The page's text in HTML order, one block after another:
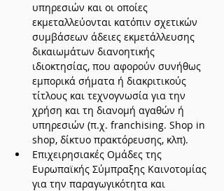
υπηρεσιών και οι οποίες
εκμεταλλεύονται κατόπιν σχετικών
συμβάσεων άδειες εκμετάλλευσης
δικαιωμάτων διανοητικής
ιδιοκτησίας, που αφορούν συνήθως
εμπορικά σήματα ή διακριτικούς
τίτλους και τεχνογνωσία για την
χρήση και τη διανομή αγαθών ή
υπηρεσιών (π.χ. franchising. Shop in
shop, δίκτυο πρακτόρευσης, κλπ).
Επιχειρησιακές Ομάδες της
Ευρωπαϊκής Σύμπραξης Καινοτομίας
για την παραγωγικότητα και